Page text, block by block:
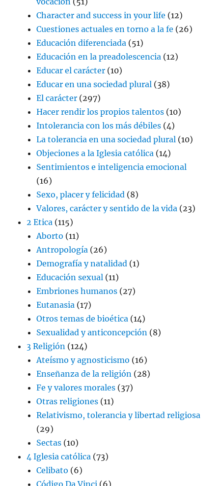
Character and success in your life (12)
Cuestiones actuales en torno a la fe (26)
Educación diferenciada (51)
Educación en la preadolescencia (12)
Educar el carácter (10)
Educar en una sociedad plural (38)
El carácter (297)
Hacer rendir los propios talentos (10)
Intolerancia con los más débiles (4)
La tolerancia en una sociedad plural (10)
Objeciones a la Iglesia católica (14)
Sentimientos e inteligencia emocional
(16)
Sexo, placer y felicidad (8)
Valores, carácter y sentido de la vida (23)
2 Etica (115)
Aborto (11)
Antropología (26)
Demografía y natalidad (1)
Educación sexual (11)
Embriones humanos (27)
Eutanasia (17)
Otros temas de bioética (14)
Sexualidad y anticoncepción (8)
3 Religión (124)
Ateísmo y agnosticismo (16)
Enseñanza de la religión (28)
Fe y valores morales (37)
Otras religiones (11)
Relativismo, tolerancia y libertad religiosa
(29)
Sectas (10)
4 Iglesia católica (73)
Celibato (6)
Código Da Vinci (6)